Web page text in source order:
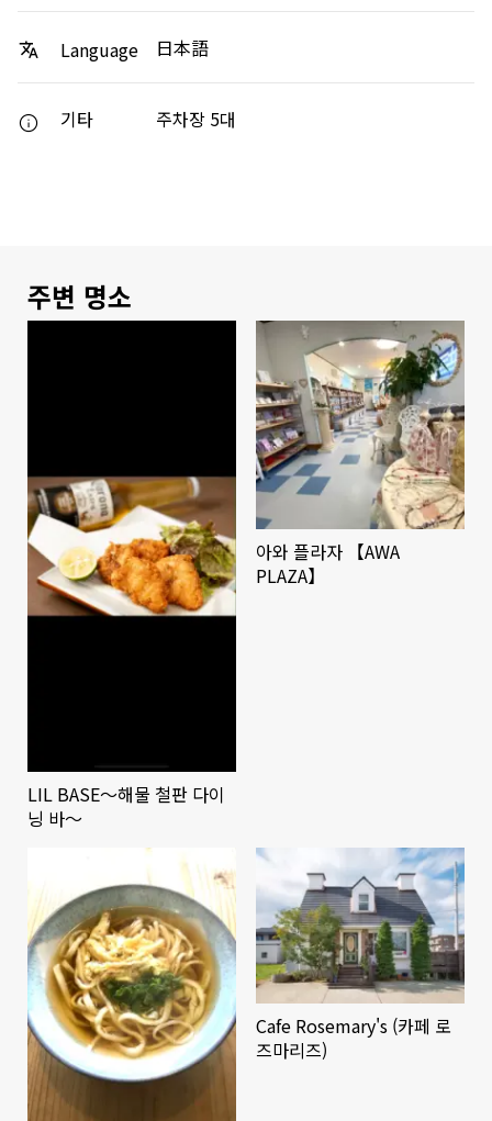
Language 日本語
기타 주차장 5대
주변 명소
LIL BASE～해물 철판 다이
닝 바～
아와 플라자 【AWA
PLAZA】
Cafe Rosemary's (카페 로
즈마리즈)